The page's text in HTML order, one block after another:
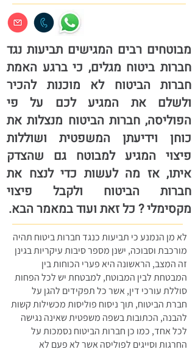
מבוטחים רבים המגישים תביעות נגד
חברות ביטוח מגלים, כי ברגע האמת
חברות הביטוח לא מוכנות להכיר
ולשלם את המגיע לכם על פי
הפוליסה, חברות הביטוח מנצלות את
כוחן וידיעתן המשפטית ושוללות
פיצוי המגיע למבוטח גם שהצדק
איתו, אז מה לעשות כדי לנצח את
חברות הביטוח ולקבל פיצוי
מקסימלי? כל זאת ועוד במאמר הבא.
לא מן הנמנע כי תביעות כנגד חברות ביטוח תהיה
מורכבת וסבוכה, ישנן מספר סיבות עיקריות בגינן
זה המצב, הראשונה היא פערי הכוחות בין
המבטחת לבין המבוטח, למבטחת יש לכל הפחות
סוללת עורכי דין, אשר כל תפקידים להגן על
חברת הביטוח, תוך ניסוח פוליסות מכשילות קשות
להבנה, הכתובות בשפה משפטית שאינה נגישה
לכל אחד, כמו כן חברות הביטוח נסמכות על
החרגות וסייגים לפוליסה אשר לא פעם לא